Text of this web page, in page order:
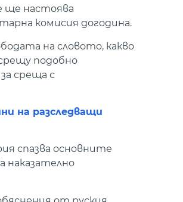
ще настоява
комисия догодина.
на словото, какво
подобно
среща с
на разследващи
спазва основните
наказателно